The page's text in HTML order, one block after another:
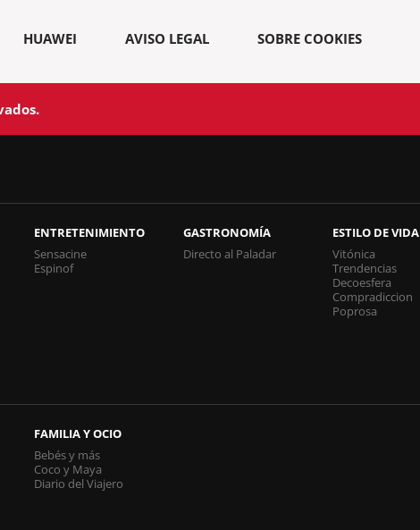
HUAWEI AVISO LEGAL SOBRE COOKIES
ENTRETENIMIENTO
Sensacine
Espinof
GASTRONOMÍA
Directo al Paladar
ESTILO DE VIDA
Vitónica
Trendencias
Decoesfera
Compradiccion
Poprosa
FAMILIA Y OCIO
Bebés y más
Coco y Maya
Diario del Viajero